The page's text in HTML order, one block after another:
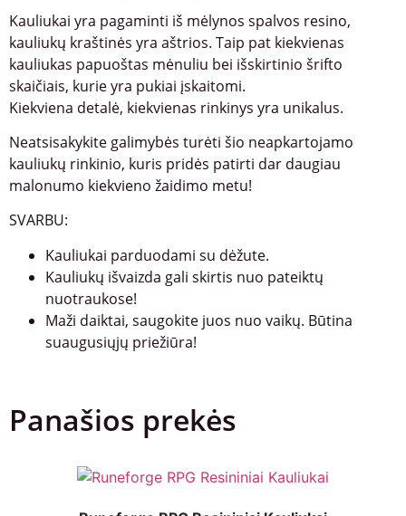
Kauliukai yra pagaminti iš mėlynos spalvos resino,
kauliukų kraštinės yra aštrios. Taip pat kiekvienas
kauliukas papuoštas mėnuliu bei išskirtinio šrifto
skaičiais, kurie yra pukiai įskaitomi.
Kiekviena detalė, kiekvienas rinkinys yra unikalus.
Neatsisakykite galimybės turėti šio neapkartojamo
kauliukų rinkinio, kuris pridės patirti dar daugiau
malonumo kiekvieno žaidimo metu!
SVARBU:
Kauliukai parduodami su dėžute.
Kauliukų išvaizda gali skirtis nuo pateiktų
nuotraukose!
Maži daiktai, saugokite juos nuo vaikų. Būtina
suaugusiųjų priežiūra!
Panašios prekės